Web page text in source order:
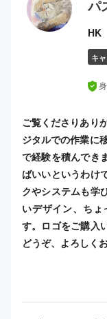
パ
HK
キ
ご覧くださりあり
ジタルでの作業に
で経験を積んでき
ばいいというわけ
クやシステムも学
いデザイン、ち
す。ロゴをご購入
どうぞ、よろしく